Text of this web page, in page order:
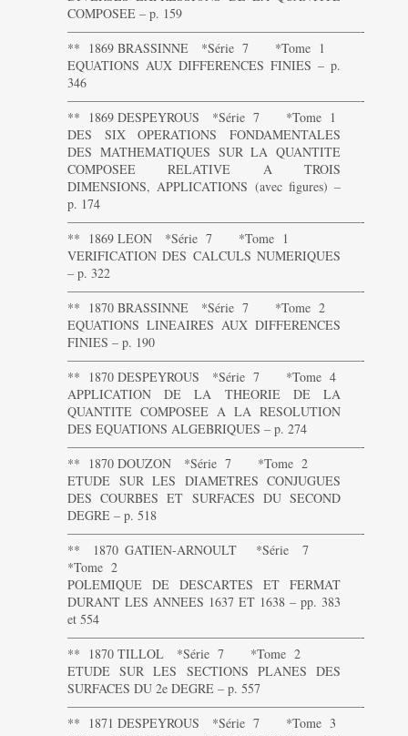
COMPOSEE – p. 159
———————————————————————-
** 1869 BRASSINNE *Série 7 *Tome 1
EQUATIONS AUX DIFFERENCES FINIES – p.
346
———————————————————————-
** 1869 DESPEYROUS *Série 7 *Tome 1
DES SIX OPERATIONS FONDAMENTALES
DES MATHEMATIQUES SUR LA QUANTITE
COMPOSEE RELATIVE A TROIS
DIMENSIONS, APPLICATIONS (avec figures) –
p. 174
———————————————————————-
** 1869 LEON *Série 7 *Tome 1
VERIFICATION DES CALCULS NUMERIQUES
– p. 322
———————————————————————-
** 1870 BRASSINNE *Série 7 *Tome 2
EQUATIONS LINEAIRES AUX DIFFERENCES
FINIES – p. 190
———————————————————————-
** 1870 DESPEYROUS *Série 7 *Tome 4
APPLICATION DE LA THEORIE DE LA
QUANTITE COMPOSEE A LA RESOLUTION
DES EQUATIONS ALGEBRIQUES – p. 274
———————————————————————-
** 1870 DOUZON *Série 7 *Tome 2
ETUDE SUR LES DIAMETRES CONJUGUES
DES COURBES ET SURFACES DU SECOND
DEGRE – p. 518
———————————————————————-
** 1870 GATIEN-ARNOULT *Série 7
*Tome 2
POLEMIQUE DE DESCARTES ET FERMAT
DURANT LES ANNEES 1637 ET 1638 – pp. 383
et 554
———————————————————————-
** 1870 TILLOL *Série 7 *Tome 2
ETUDE SUR LES SECTIONS PLANES DES
SURFACES DU 2e DEGRE – p. 557
———————————————————————-
** 1871 DESPEYROUS *Série 7 *Tome 3